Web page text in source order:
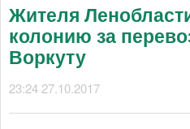
Жителя
колонию за
Воркуту
23:24 27.10.2017